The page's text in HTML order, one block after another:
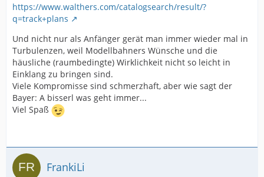
https://www.walthers.com/catalogsearch/result/?
q=track+plans
Und nicht nur als Anfänger gerät man immer wieder mal in
Turbulenzen, weil Modellbahners Wünsche und die
häusliche (raumbedingte) Wirklichkeit nicht so leicht in
Einklang zu bringen sind.
Viele Kompromisse sind schmerzhaft, aber wie sagt der
Bayer: A bisserl was geht immer...
Viel Spaß
FrankiLi